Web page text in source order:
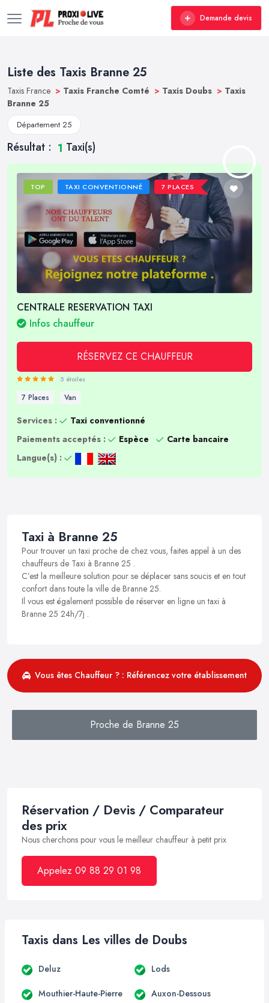
Demande devis
Liste des Taxis Branne 25
Taxis France > Taxis Franche Comté > Taxis Doubs > Taxis
Branne 25
Département 25
Résultat : 1 Taxi(s)
TOP TAXI CONVENTIONNÉ 7 PLACES
CENTRALE RESERVATION TAXI
Infos chauffeur
RÉSERVEZ CE CHAUFFEUR
5 étoiles
7 Places Van
Services :
Taxi conventionné
Paiements acceptés :
Espèce
Carte bancaire
Langue(s) :
Taxi à Branne 25
Pour trouver un taxi proche de chez vous, faites appel à un des
chauffeurs de Taxi à Branne 25 .
C’est la meilleure solution pour se déplacer sans soucis et en tout
confort dans toute la ville de Branne 25.
Il vous est également possible de réserver en ligne un taxi à
Branne 25 24h/7j .
Vous êtes Chauffeur ? : Référencez votre établissement
Proche de Branne 25
Réservation / Devis / Comparateur
des prix
Nous cherchons pour vous le meilleur chauffeur à petit prix
Appelez 09 88 29 01 98
Taxis dans Les villes de Doubs
Deluz Lods
Mouthier-Haute-Pierre Auxon-Dessous